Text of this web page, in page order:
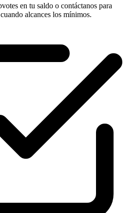
en tu saldo o contáctanos para
alcances los mínimos.